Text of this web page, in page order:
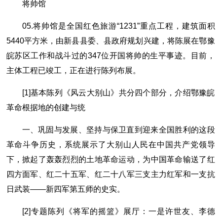
将帅馆
05.将帅馆是全国红色旅游“1231”重点工程，建筑面积
5440平方米，由新县县委、县政府规划兴建，将陈展在鄂豫
皖苏区工作和战斗过的347位开国将帅的生平事迹。目前，
主体工程已竣工，正在进行陈列布展。
[1]基本陈列《风云大别山》共分四个部分，介绍鄂豫皖
革命根据地的创建与统
一、巩固与发展、坚持与保卫直到迎来全国胜利的这段
革命斗争历史，系统展示了大别山人民在中国共产党领导
下，掀起了轰轰烈烈的土地革命运动，为中国革命输送了红
四方面军、红二十五军、红二十八军三支主力红军和一支抗
日武装——新四军第五师的史实。
[2]专题陈列《将军的摇篮》展厅：一是许世友、李德